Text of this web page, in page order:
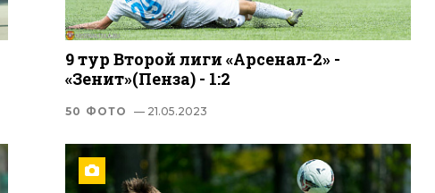
9 тур Второй лиги «Арсенал-2» -
«Зенит»(Пенза) - 1:2
50 ФОТО — 21.05.2023